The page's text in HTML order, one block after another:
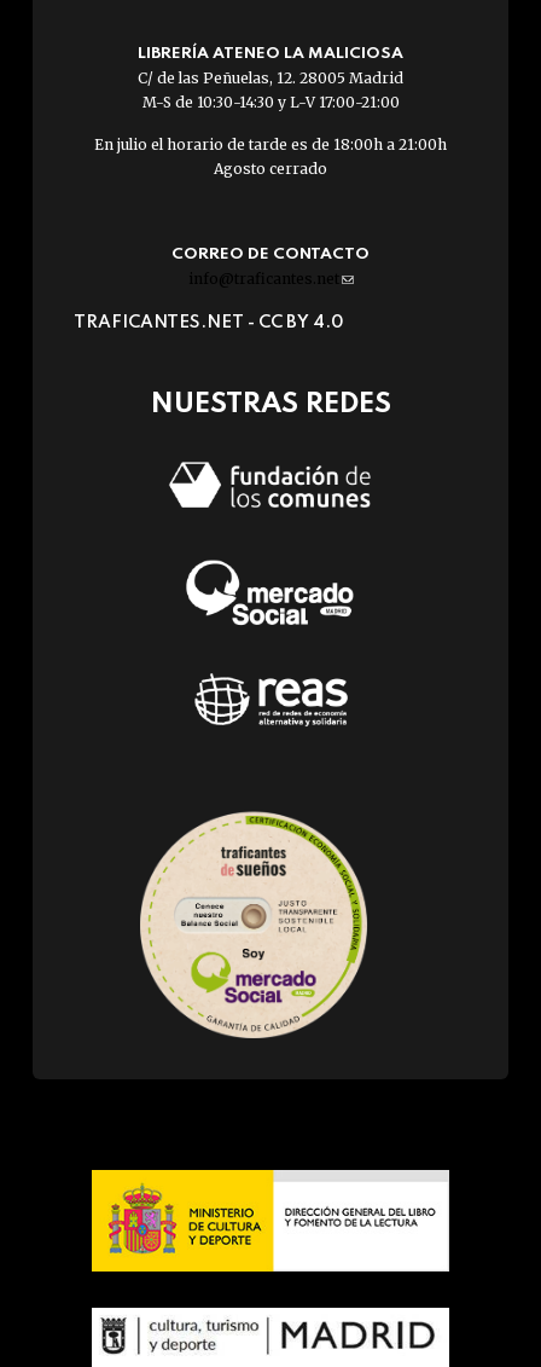
LIBRERÍA ATENEO LA MALICIOSA
C/ de las Peñuelas, 12. 28005 Madrid
M-S de 10:30-14:30 y L-V 17:00-21:00
En julio el horario de tarde es de 18:00h a 21:00h
Agosto cerrado
CORREO DE CONTACTO
info@traficantes.net (link
e-
TRAFICANTES.NET - CC BY 4.0
NUESTRAS REDES